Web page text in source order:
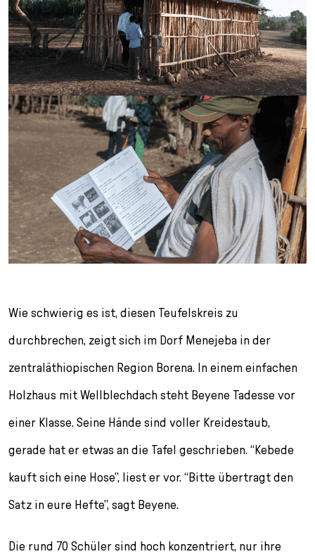
Wie schwierig es ist, diesen Teufelskreis zu
durchbrechen, zeigt sich im Dorf Menejeba in der
zentraläthiopischen Region Borena. In einem einfachen
Holzhaus mit Wellblechdach steht Beyene Tadesse vor
einer Klasse. Seine Hände sind voller Kreidestaub,
gerade hat er etwas an die Tafel geschrieben. “Kebede
kauft sich eine Hose”, liest er vor. “Bitte übertragt den
Satz in eure Hefte”, sagt Beyene.
Die rund 70 Schüler sind hoch konzentriert, nur ihre